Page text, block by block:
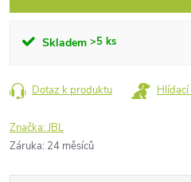
Skladem >5 ks
Dotaz k produktu Hlídací
Značka:JBL
Záruka: 24 měsíců